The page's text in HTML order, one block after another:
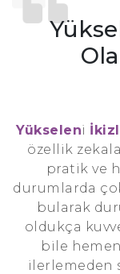
Yükseleni
özellik
pratik ve
durumlarda
bularak
oldukça
bile
ilerlemeden